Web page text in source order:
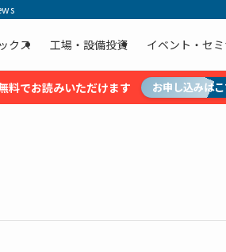
クス 工場・設備投資 イベント・セ
料でお読みいただけます お申し込みは